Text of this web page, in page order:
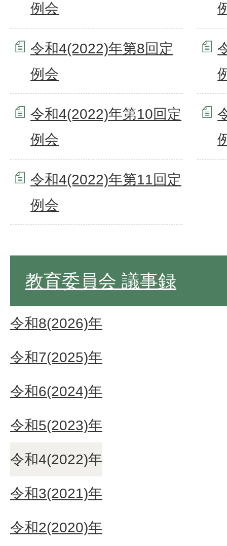
例会
令和4(2022)年第8回定
例会
令和4(2022)年第10回定
例会
令和4(2022)年第11回定
例会
教育委員会 議事録
令和8(2026)年
令和7(2025)年
令和6(2024)年
令和5(2023)年
令和4(2022)年
令和3(2021)年
令和2(2020)年